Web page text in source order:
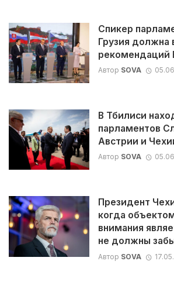
Спикер
Грузия должна
рекомендаций
Автор SOVA
В Тбилиси
парламентов
Австрии и
Автор SOVA
Президент
когда
внимания
не должны
Автор SOVA